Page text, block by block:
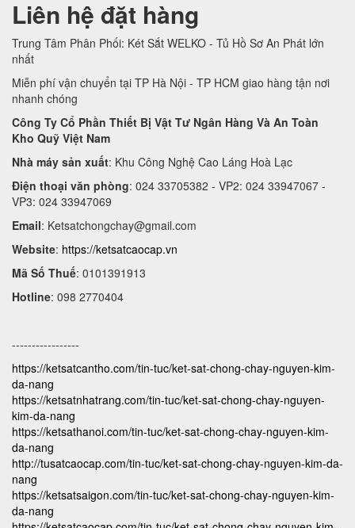
Liên hệ đặt hàng
Trung Tâm Phân Phối: Két Sắt WELKO - Tủ Hồ Sơ An Phát lớn
nhất
Miễn phí vận chuyển tại TP Hà Nội - TP HCM giao hàng tận nơi
nhanh chóng
Công Ty Cổ Phần Thiết Bị Vật Tư Ngân Hàng Và An Toàn
Kho Quỹ Việt Nam
Nhà máy sản xuất: Khu Công Nghệ Cao Láng Hoà Lạc
Điện thoại văn phòng: 024 33705382 - VP2: 024 33947067 -
VP3: 024 33947069
Email: Ketsatchongchay@gmail.com
Website: https://ketsatcaocap.vn
Mã Số Thuế: 0101391913
Hotline: 098 2770404
-----------------
https://ketsatcantho.com/tin-tuc/ket-sat-chong-chay-nguyen-kim-
da-nang
https://ketsatnhatrang.com/tin-tuc/ket-sat-chong-chay-nguyen-
kim-da-nang
https://ketsathanoi.com/tin-tuc/ket-sat-chong-chay-nguyen-kim-
da-nang
http://tusatcaocap.com/tin-tuc/ket-sat-chong-chay-nguyen-kim-da-
nang
https://ketsatsaigon.com/tin-tuc/ket-sat-chong-chay-nguyen-kim-
da-nang